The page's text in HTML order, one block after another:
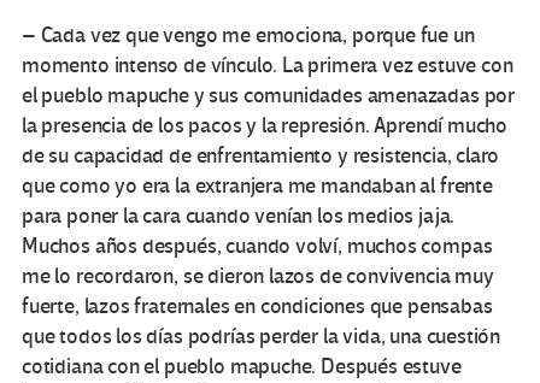
– Cada vez que vengo me emociona, porque fue un
momento intenso de vínculo. La primera vez estuve con
el pueblo mapuche y sus comunidades amenazadas por
la presencia de los pacos y la represión. Aprendí mucho
de su capacidad de enfrentamiento y resistencia, claro
que como yo era la extranjera me mandaban al frente
para poner la cara cuando venían los medios jaja.
Muchos años después, cuando volví, muchos compas
me lo recordaron, se dieron lazos de convivencia muy
fuerte, lazos fraternales en condiciones que pensabas
que todos los días podrías perder la vida, una cuestión
cotidiana con el pueblo mapuche. Después estuve